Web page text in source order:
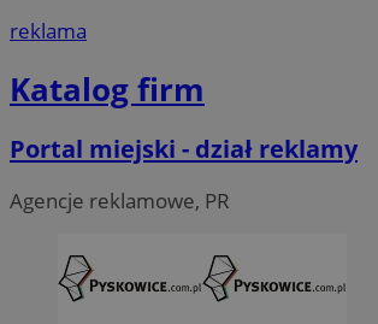
reklama
Katalog firm
Portal miejski - dział reklamy
Agencje reklamowe, PR